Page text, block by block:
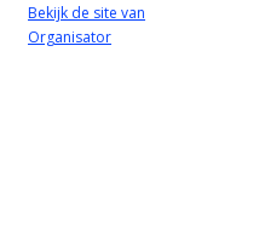
Bekijk de site van
Organisator